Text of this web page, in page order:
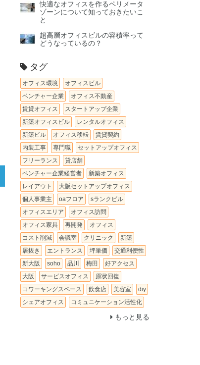
快適なオフィスを作るペリメータ
ゾーンについて知っておきたいこ
と
超高層オフィスビルの容積率って
どうなっているの？
タグ
オフィス環境
オフィスビル
ベンチャー企業
オフィス不動産
賃貸オフィス
スタートアップ企業
新築オフィスビル
レンタルオフィス
新築ビル
オフィス移転
賃貸契約
内装工事
専門職
セットアップオフィス
フリーランス
貸店舗
ベンチャー企業経営者
新築オフィス
レイアウト
大阪セットアップオフィス
個人事業主
oaフロア
sランクビル
オフィスエリア
オフィス訪問
オフィス家具
再開発
オフィス
コスト削減
会議室 クリニック
新築
居抜き
エントランス 坪単価
交通利便性
新大阪
soho 品川 梅田
好アクセス
大阪
サービスオフィス
原状回復
コワーキングスペース
飲食店 美容室
diy
シェアオフィス
コミュニケーション活性化
もっと見る